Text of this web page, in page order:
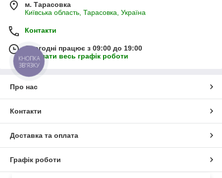
м. Тарасовка
Київська область, Тарасовка, Україна
Контакти
Сьогодні працює з 09:00 до 19:00
Показати весь графік роботи
Про нас
Контакти
Доставка та оплата
Графік роботи
КНОПКА
ЗВ'ЯЗКУ